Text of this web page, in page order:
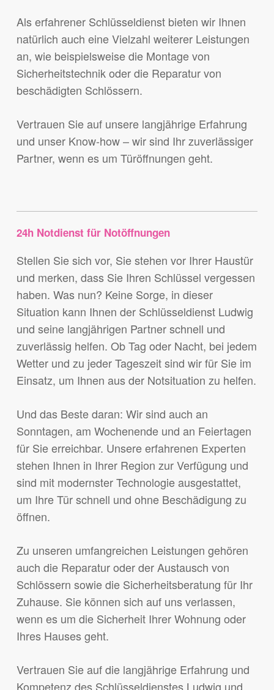
Als erfahrener Schlüsseldienst bieten wir Ihnen
natürlich auch eine Vielzahl weiterer Leistungen
an, wie beispielsweise die Montage von
Sicherheitstechnik oder die Reparatur von
beschädigten Schlössern.
Vertrauen Sie auf unsere langjährige Erfahrung
und unser Know-how – wir sind Ihr zuverlässiger
Partner, wenn es um Türöffnungen geht.
24h Notdienst für Notöffnungen
Stellen Sie sich vor, Sie stehen vor Ihrer Haustür
und merken, dass Sie Ihren Schlüssel vergessen
haben. Was nun? Keine Sorge, in dieser
Situation kann Ihnen der Schlüsseldienst Ludwig
und seine langjährigen Partner schnell und
zuverlässig helfen. Ob Tag oder Nacht, bei jedem
Wetter und zu jeder Tageszeit sind wir für Sie im
Einsatz, um Ihnen aus der Notsituation zu helfen.
Und das Beste daran: Wir sind auch an
Sonntagen, am Wochenende und an Feiertagen
für Sie erreichbar. Unsere erfahrenen Experten
stehen Ihnen in Ihrer Region zur Verfügung und
sind mit modernster Technologie ausgestattet,
um Ihre Tür schnell und ohne Beschädigung zu
öffnen.
Zu unseren umfangreichen Leistungen gehören
auch die Reparatur oder der Austausch von
Schlössern sowie die Sicherheitsberatung für Ihr
Zuhause. Sie können sich auf uns verlassen,
wenn es um die Sicherheit Ihrer Wohnung oder
Ihres Hauses geht.
Vertrauen Sie auf die langjährige Erfahrung und
Kompetenz des Schlüsseldienstes Ludwig und